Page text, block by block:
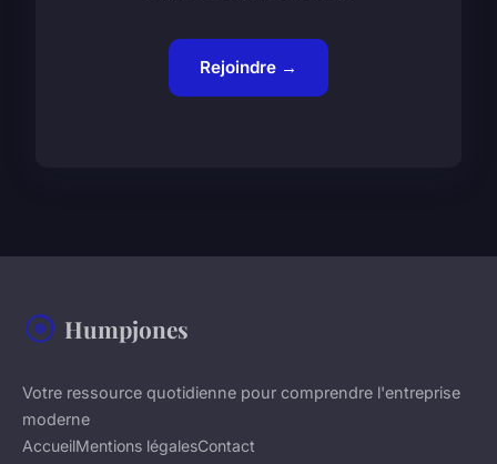
Rejoindre →
Humpjones
Votre ressource quotidienne pour comprendre l'entreprise
moderne
AccueilMentions légalesContact